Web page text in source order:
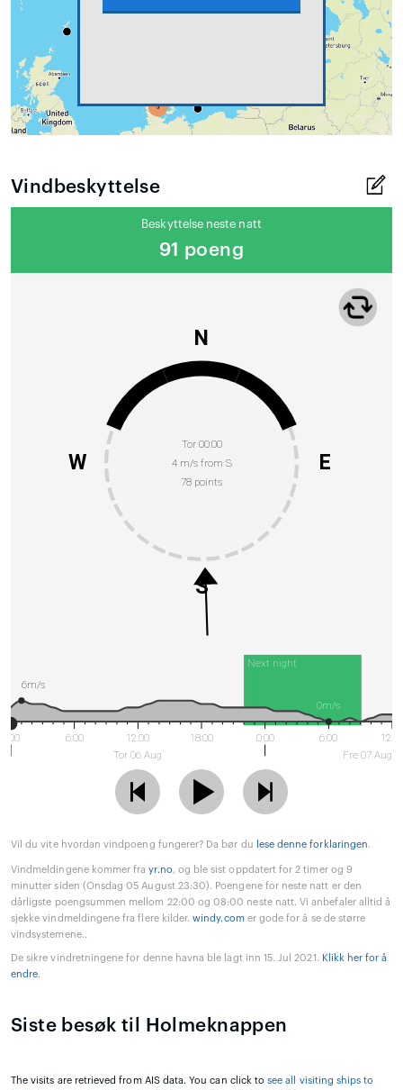
Vindbeskyttelse
Beskyttelse neste natt
91 poeng
Tor 00:00
4 m/s from S
78 points
N
E
S
W
Next night
0:00 6:00
12:00
Tor 06 Aug
18:00 0:00 6:00
Fre 07 Aug
6m/s
0m/s
Vil du vite hvordan vindpoeng fungerer? Da bør du lese denne forklaringen.
Vindmeldingene kommer frayr.no, og ble sist oppdatert for 2 timer og 9
minutter siden (Onsdag 05 August 23:30). Poengene for neste natt er den
dårligste poengsummen mellom 22:00 og 08:00 neste natt. Vi anbefaler alltid å
sjekke vindmeldingene fra flere kilder.windy.comer gode for å se de større
vindsystemene..
De sikre vindretningene for denne havna ble lagt inn 15. Jul 2021. Klikk her for å
endre.
Siste besøk til Holmeknappen
The visits are retrieved from AIS data. You can click tosee all visiting ships to